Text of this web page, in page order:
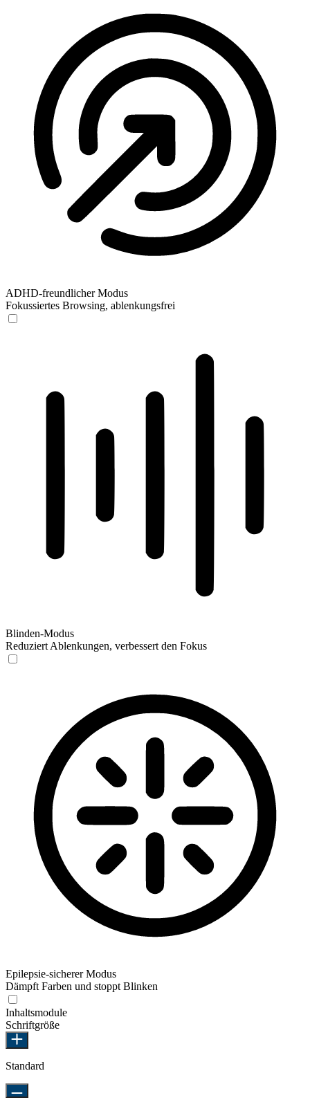
ADHD-freundlicher Modus
Fokussiertes Browsing, ablenkungsfrei
Blinden-Modus
Reduziert Ablenkungen, verbessert den Fokus
Epilepsie-sicherer Modus
Dämpft Farben und stoppt Blinken
Inhaltsmodule
Schriftgröße
Standard